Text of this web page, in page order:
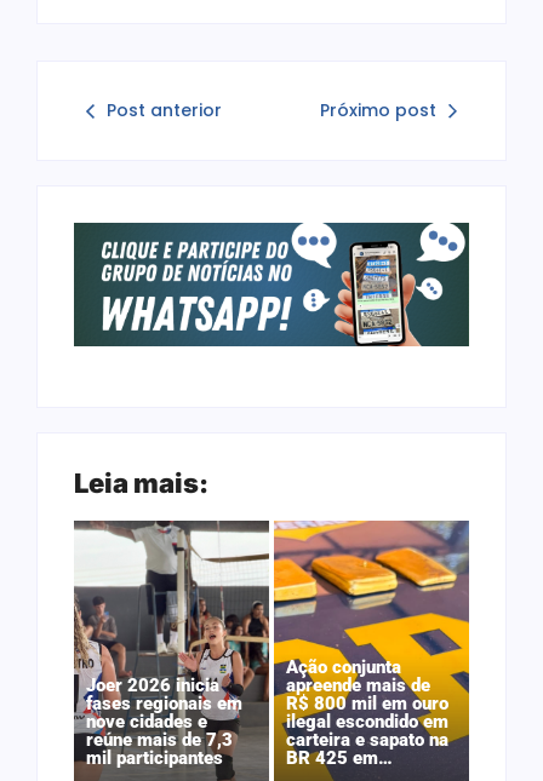
Post anterior Próximo post
Leia mais:
Joer 2026 inicia
fases regionais em
nove cidades e
reúne mais de 7,3
mil participantes
Ação conjunta
apreende mais de
R$ 800 mil em ouro
ilegal escondido em
carteira e sapato na
BR 425 em…